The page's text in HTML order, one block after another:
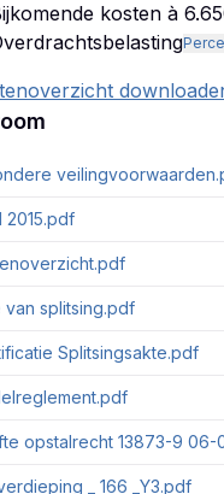
kosten à
2015.pdf
van splitsing.pdf
Splitsingsakte.pdf
opstalrecht 13873-9 06-
_ 166 _Y3.pdf